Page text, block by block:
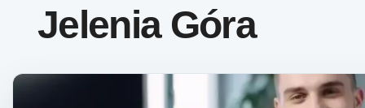
Jelenia Góra